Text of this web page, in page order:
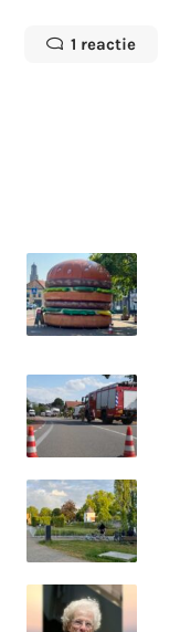
1 reactie